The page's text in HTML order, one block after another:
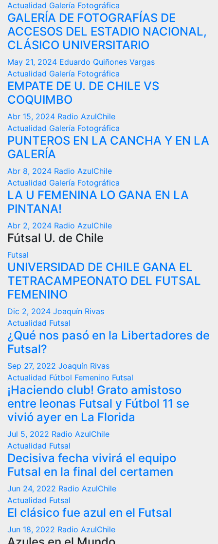
Actualidad Galería Fotográfica
GALERÍA DE FOTOGRAFÍAS DE
ACCESOS DEL ESTADIO NACIONAL,
CLÁSICO UNIVERSITARIO
May 21, 2024 Eduardo Quiñones Vargas
Actualidad Galería Fotográfica
EMPATE DE U. DE CHILE VS
COQUIMBO
Abr 15, 2024 Radio AzulChile
Actualidad Galería Fotográfica
PUNTEROS EN LA CANCHA Y EN LA
GALERÍA
Abr 8, 2024 Radio AzulChile
Actualidad Galería Fotográfica
LA U FEMENINA LO GANA EN LA
PINTANA!
Abr 2, 2024 Radio AzulChile
Fútsal U. de Chile
Futsal
UNIVERSIDAD DE CHILE GANA EL
TETRACAMPEONATO DEL FUTSAL
FEMENINO
Dic 2, 2024 Joaquín Rivas
Actualidad Futsal
¿Qué nos pasó en la Libertadores de
Futsal?
Sep 27, 2022 Joaquín Rivas
Actualidad Fútbol Femenino Futsal
¡Haciendo club! Grato amistoso
entre leonas Futsal y Fútbol 11 se
vivió ayer en La Florida
Jul 5, 2022 Radio AzulChile
Actualidad Futsal
Decisiva fecha vivirá el equipo
Futsal en la final del certamen
Jun 24, 2022 Radio AzulChile
Actualidad Futsal
El clásico fue azul en el Futsal
Jun 18, 2022 Radio AzulChile